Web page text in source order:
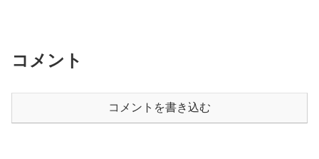
コメント
コメントを書き込む